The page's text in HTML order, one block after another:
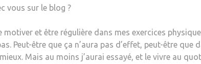
vous sur le blog ?
motiver et être régulière dans mes exercices
Peut-être que ça n’aura pas d’effet, peut-être que
Mais au moins j’aurai essayé, et le vivre au